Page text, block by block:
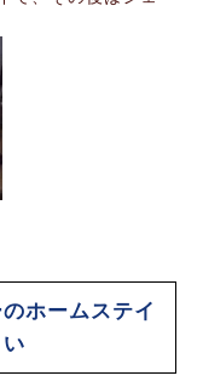
ホームステイ